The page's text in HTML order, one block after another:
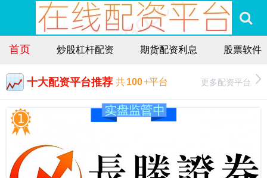
首页 炒股杠杆配资 期货配资利息 股票软件
十大配资平台推荐 共100+平台 更多配资平台